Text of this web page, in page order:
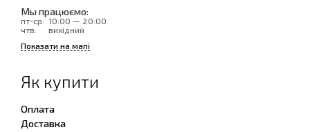
Мы працюємо:
пт-ср: 10:00 — 20:00
чтв:
вихідний
Показати на мапі
Як купити
Оплата
Доставка